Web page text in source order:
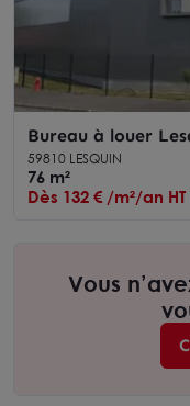
Bureau à louer
axes routiers
59810 LESQUIN
76 m²
Dès 132 € /m²/an HT
Vous